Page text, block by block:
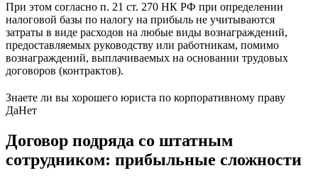
При этом согласно п. 21 ст. 270 НК РФ при определении
налоговой базы по налогу на прибыль не учитываются
затраты в виде расходов на любые виды вознаграждений,
предоставляемых руководству или работникам, помимо
вознаграждений, выплачиваемых на основании трудовых
договоров (контрактов).
Знаете ли вы хорошего юриста по корпоративному праву
ДаНет
Договор подряда со штатным
сотрудником: прибыльные сложности